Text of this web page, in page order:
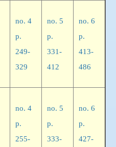
no. 4
p.
249-
329
no. 5
p.
331-
412
no. 6
p.
413-
486
no. 4
p.
255-
no. 5
p.
333-
no. 6
p.
427-